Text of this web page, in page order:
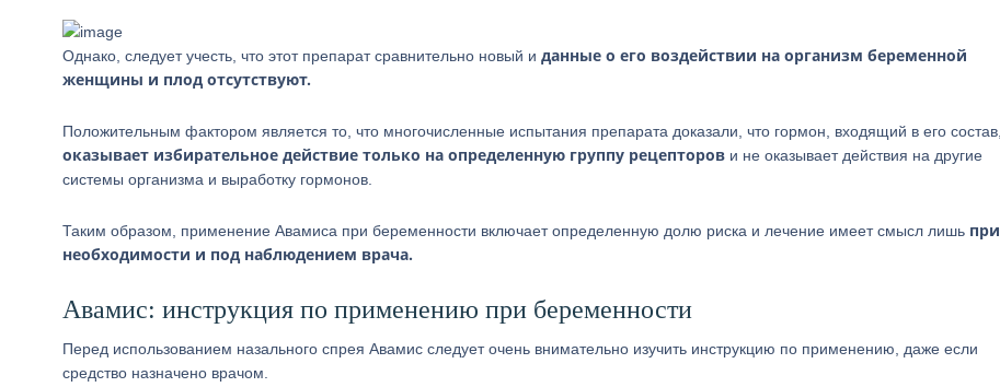
Однако, следует учесть, что этот препарат сравнительно новый и данные о его воздействии на организм беременной
женщины и плод отсутствуют.
Положительным фактором является то, что многочисленные испытания препарата доказали, что гормон, входящий в его состав,
оказывает избирательное действие только на определенную группу рецепторов и не оказывает действия на другие
системы организма и выработку гормонов.
Таким образом, применение Авамиса при беременности включает определенную долю риска и лечение имеет смысл лишь при
необходимости и под наблюдением врача.
Авамис: инструкция по применению при беременности
Перед использованием назального спрея Авамис следует очень внимательно изучить инструкцию по применению, даже если
средство назначено врачом.